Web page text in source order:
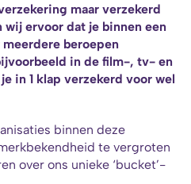
maar verzekerd
wij ervoor dat je binnen een
beroepen
in de film-, tv- en
in 1 klap verzekerd voor wel
binnen deze
te vergroten
over ons unieke ‘bucket’-